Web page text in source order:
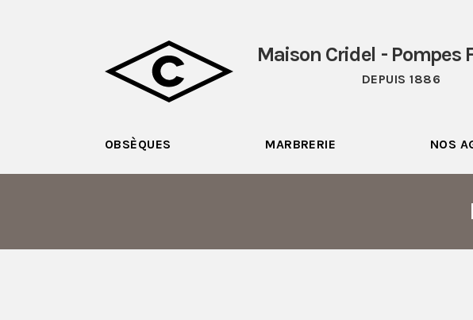
Maison Cridel - Pompes
DEPUIS 1886
OBSÈQUES MARBRERIE NOS